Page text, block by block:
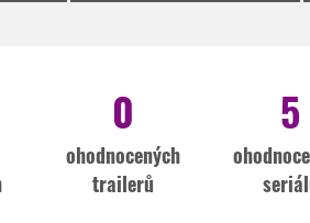
0
ohodnocených
trailerů
5